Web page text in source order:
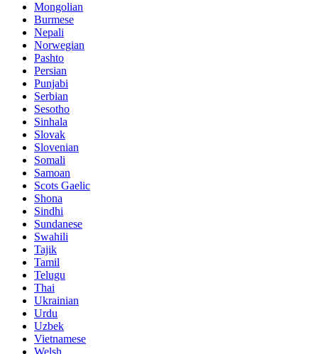
Mongolian
Burmese
Nepali
Norwegian
Pashto
Persian
Punjabi
Serbian
Sesotho
Sinhala
Slovak
Slovenian
Somali
Samoan
Scots Gaelic
Shona
Sindhi
Sundanese
Swahili
Tajik
Tamil
Telugu
Thai
Ukrainian
Urdu
Uzbek
Vietnamese
Welsh